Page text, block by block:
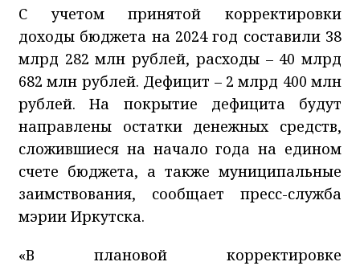
С учетом принятой корректировки
доходы бюджета на 2024 год составили 38
млрд 282 млн рублей, расходы – 40 млрд
682 млн рублей. Дефицит – 2 млрд 400 млн
рублей. На покрытие дефицита будут
направлены остатки денежных средств,
сложившиеся на начало года на едином
счете бюджета, а также муниципальные
заимствования, сообщает пресс-служба
мэрии Иркутска.
«В плановой корректировке